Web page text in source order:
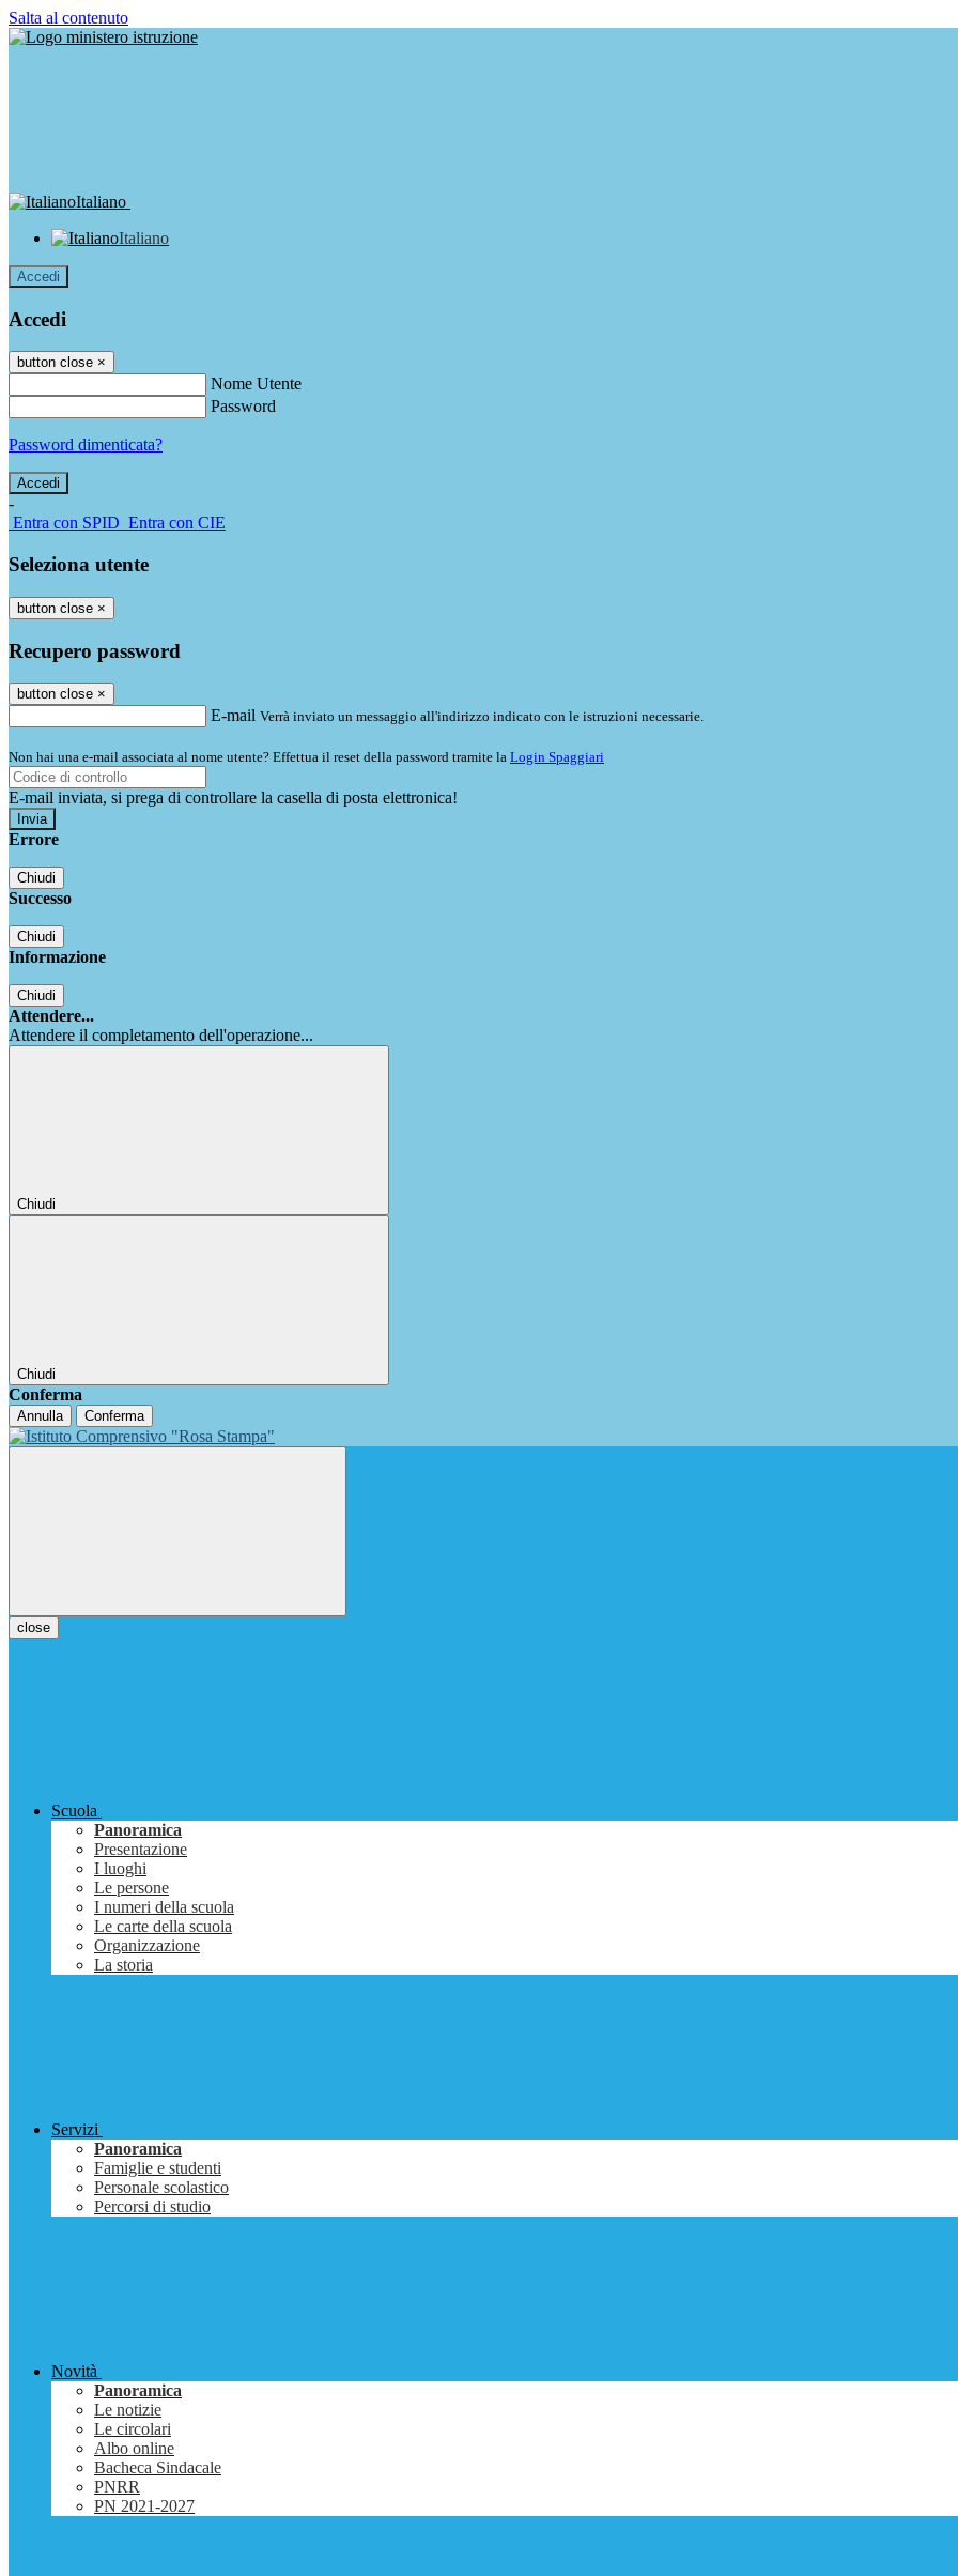
Salta al contenuto
Italiano
Italiano
Accedi
Accedi
button close ×
Nome Utente
Password
Password dimenticata?
-
Entra con SPID Entra con CIE
Seleziona utente
button close ×
Recupero password
button close ×
E-mail Verrà inviato un messaggio all'indirizzo indicato con le istruzioni necessarie.
Non hai una e-mail associata al nome utente? Effettua il reset della password tramite la Login Spaggiari
E-mail inviata, si prega di controllare la casella di posta elettronica!
Errore
Chiudi
Successo
Chiudi
Informazione
Chiudi
Attendere...
Attendere il completamento dell'operazione...
Chiudi
Chiudi
Conferma
Annulla Conferma
close
Scuola
Panoramica
Presentazione
I luoghi
Le persone
I numeri della scuola
Le carte della scuola
Organizzazione
La storia
Servizi
Panoramica
Famiglie e studenti
Personale scolastico
Percorsi di studio
Novità
Panoramica
Le notizie
Le circolari
Albo online
Bacheca Sindacale
PNRR
PN 2021-2027